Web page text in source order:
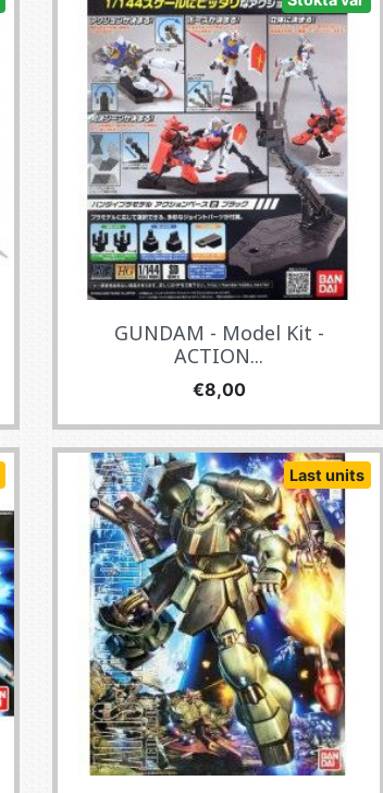
GUNDAM - Model Kit -
ACTION...
Fiyat
€8,00
Last units